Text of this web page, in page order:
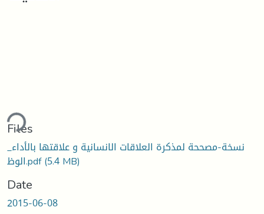
Files
_نسخة-مصححة لمذكرة العلاقات الانسانية و علاقتها بالأداء
الوظ.pdf(5.4 MB)
Date
2015-06-08